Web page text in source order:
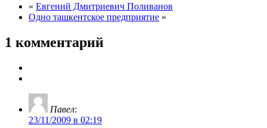
« Евгений Дмитриевич Поливанов
Одно ташкентское предприятие »
1 комментарий
Павел:
23/11/2009 в 02:19